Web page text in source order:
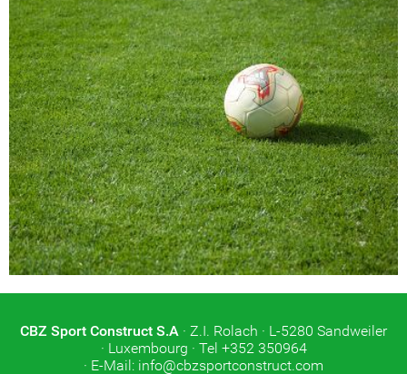
CBZ Sport Construct S.A · Z.I. Rolach · L-5280 Sandweiler
· Luxembourg · Tel +352 350964
· E-Mail: info@cbzsportconstruct.com